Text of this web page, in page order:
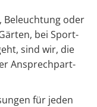
Be­leuch­tung oder
bei Sport­
sind wir, die
An­sprech­part­
für jeden